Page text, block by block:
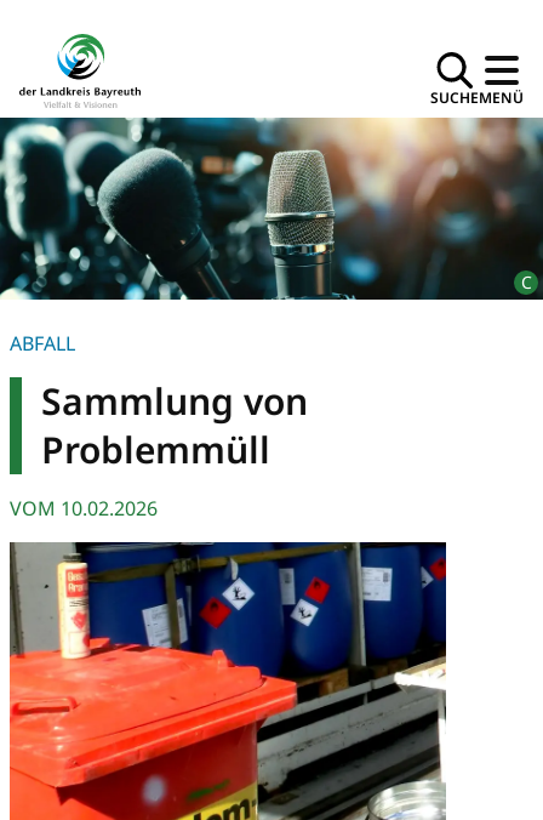
SUCHEMENÜ
ABFALL
Sammlung von
Problemmüll
VOM 10.02.2026